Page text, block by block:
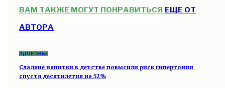
ВАМ ТАКЖЕ МОГУТ ПОНРАВИТЬСЯ ЕЩЕ ОТ
АВТОРА
ЗДОРОВЬЕ
Сладкие напитки в детстве повысили риск гипертонии
спустя десятилетия на 52%